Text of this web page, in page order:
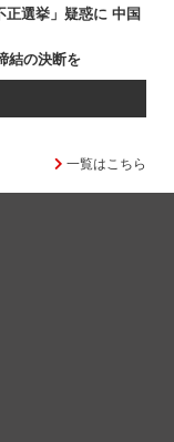
正選挙」疑惑に 中国
結の決断を
一覧はこちら